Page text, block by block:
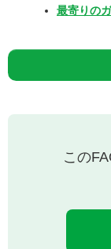
最寄りの
この